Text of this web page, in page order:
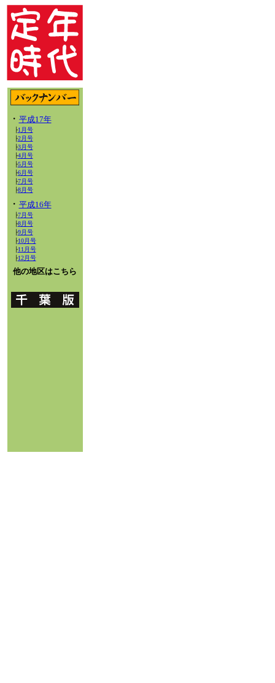
・ 平成17年
├1月号
├2月号
├3月号
├4月号
├5月号
├6月号
├7月号
├8月号
・ 平成16年
├7月号
├8月号
├9月号
├10月号
├11月号
├12月号
他の地区はこちら